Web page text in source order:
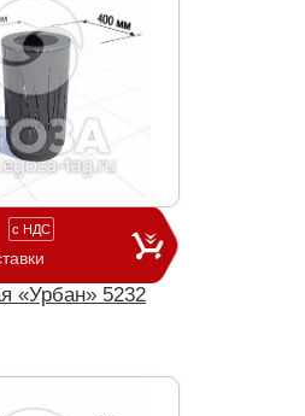
с НДС
«Урбан» 5232